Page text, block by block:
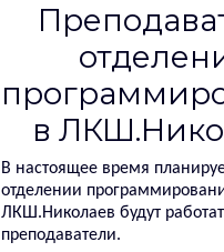
в
В настоящее время
отделении
ЛКШ.Николаев будут
преподаватели.